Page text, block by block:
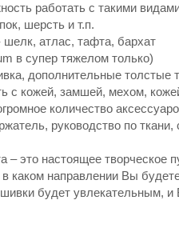
работать с такими
шерсть и т.п.
атлас, тафта, бархат
в супер тяжелом только)
дополнительные толстые
с кожей, замшей, мехом,
количество
руководство по
– это настоящее творческое
направлении Вы
будет увлекательным, и